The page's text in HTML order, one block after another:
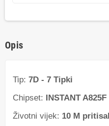
Opis
Tip: 7D - 7 Tipki
Chipset: INSTANT A825F
Životni vijek: 10 M